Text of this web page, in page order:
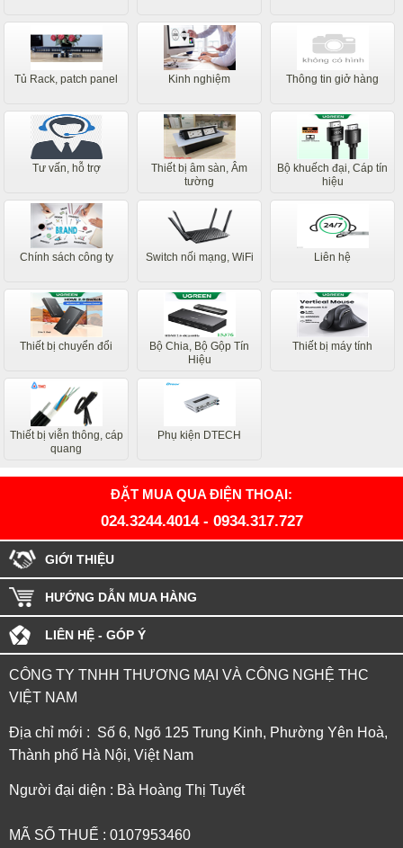
Tủ Rack, patch panel Kinh nghiệm Thông tin giở hàng
Tư vấn, hỗ trợ
Thiết bị âm sàn, Âm
tường
Bộ khuếch đại, Cáp tín
hiệu
Chính sách công ty Switch nối mạng, WiFi Liên hệ
Thiết bị chuyển đổi
Bộ Chia, Bộ Gộp Tín
Hiệu
Thiết bị máy tính
Thiết bị viễn thông, cáp
quang
Phụ kiện DTECH
ĐẶT MUA QUA ĐIỆN THOẠI:
024.3244.4014- 0934.317.727
GIỚI THIỆU
HƯỚNG DẪN MUA HÀNG
LIÊN HỆ - GÓP Ý
CÔNG TY TNHH THƯƠNG MẠI VÀ CÔNG NGHỆ THC
VIỆT NAM
Địa chỉ mới : Số 6, Ngõ 125 Trung Kinh, Phường Yên Hoà,
Thành phố Hà Nội, Việt Nam
Người đại diện : Bà Hoàng Thị Tuyết
MÃ SỐ THUẾ : 0107953460